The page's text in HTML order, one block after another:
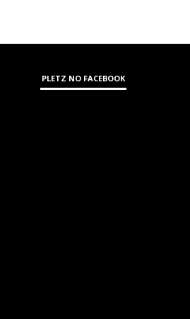
PLETZ NO FACEBOOK